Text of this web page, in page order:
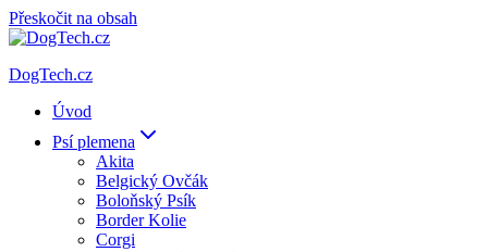
Přeskočit na obsah
DogTech.cz
Úvod
Psí plemena
Akita
Belgický Ovčák
Boloňský Psík
Border Kolie
Corgi